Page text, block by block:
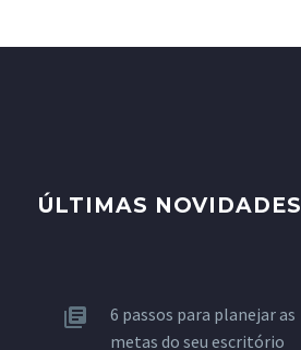
ÚLTIMAS NOVIDADES
6 passos para planejar as
metas do seu escritório